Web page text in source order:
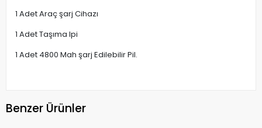
1 Adet Araç şarj Cihazı
1 Adet Taşıma Ipi
1 Adet 4800 Mah şarj Edilebilir Pil.
Benzer Ürünler